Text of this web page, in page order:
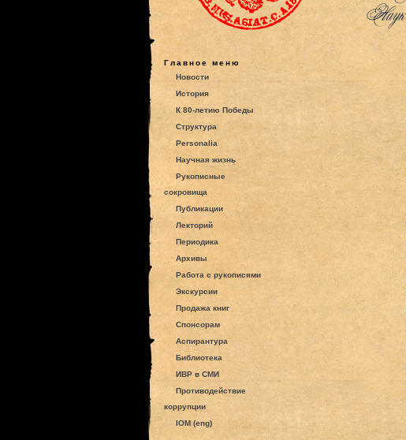
Главное меню
Новости
История
К 80-летию Победы
Структура
Personalia
Научная жизнь
Рукописные
сокровища
Публикации
Лекторий
Периодика
Архивы
Работа с рукописями
Экскурсии
Продажа книг
Спонсорам
Аспирантура
Библиотека
ИВР в СМИ
Противодействие
коррупции
IOM (eng)